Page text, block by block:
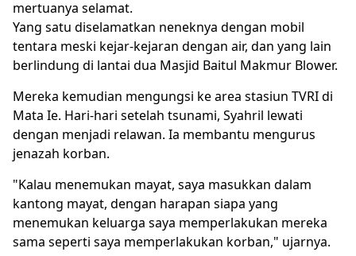
mertuanya selamat.
Yang satu diselamatkan neneknya dengan mobil
tentara meski kejar-kejaran dengan air, dan yang lain
berlindung di lantai dua Masjid Baitul Makmur Blower.
Mereka kemudian mengungsi ke area stasiun TVRI di
Mata Ie. Hari-hari setelah tsunami, Syahril lewati
dengan menjadi relawan. Ia membantu mengurus
jenazah korban.
"Kalau menemukan mayat, saya masukkan dalam
kantong mayat, dengan harapan siapa yang
menemukan keluarga saya memperlakukan mereka
sama seperti saya memperlakukan korban," ujarnya.